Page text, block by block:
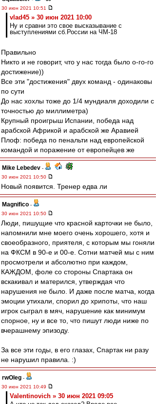
30 июн 2021 10:51
vlad45 » 30 июн 2021 10:00
Ну и сравни это свое высказывание с
выступлениями сб.России на ЧМ-18
Правильно
Никто и не говорит, что у нас тогда было о-го-го
достижение))
Все эти "достижения" двух команд - одинаковы
по сути
До нас хохлы тоже до 1/4 мундиаля доходили с
точностью до миллиметра)
Крупный проигрыш Испании, победа над
арабской Африкой и арабской же Аравией
Плоф: победа по пенальти над европейской
командой и поражение от европейцев же
Mike Lebedev -
30 июн 2021 10:50
Новый появится. Тренер едва ли
Magnifico -
30 июн 2021 10:50
Люди, пишущие что красной карточки не было,
напомнили мне моего очень хорошего, хотя и
своеобразного, приятеля, с которым мы гоняли
на ФКСМ в 90-е и 00-е. Сотни матчей мы с ним
просмотрели и абсолютно при каждом,
КАЖДОМ, фоле со стороны Спартака он
вскакивал и матерился, утверждая что
нарушения не было. И даже после матча, когда
эмоции утихали, спорил до хрипоты, что наш
игрок сыграл в мяч, нарушение как минимум
спорное, ну и все то, что пишут люди ниже по
вчерашнему эпизоду.
За все эти годы, в его глазах, Спартак ни разу
не нарушил правила. :)
rwOleg -
30 июн 2021 10:49
Valentinovich » 30 июн 2021 09:05